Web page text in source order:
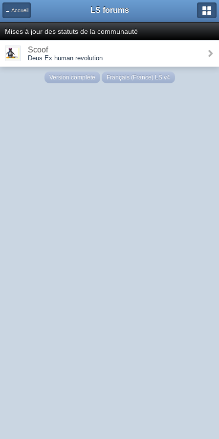
← Accueil LS forums
Mises à jour des statuts de la communauté
Scoof
Deus Ex human revolution
Version complète Français (France) LS v4